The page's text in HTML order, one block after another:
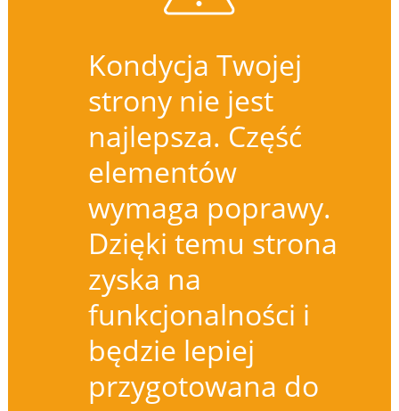
Kondycja Twojej
strony nie jest
najlepsza. Część
elementów
wymaga poprawy.
Dzięki temu strona
zyska na
funkcjonalności i
będzie lepiej
przygotowana do